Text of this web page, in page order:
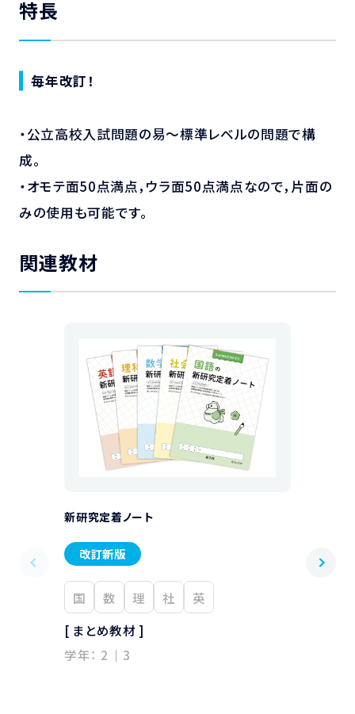
特長
毎年改訂！
・公立高校入試問題の易～標準レベルの問題で構
成。
・オモテ面50点満点，ウラ面50点満点なので，片面の
みの使用も可能です。
関連教材
新研究定着ノート
改訂新版
国 数 理 社
英
[ まとめ教材 ]
学年： 2 3